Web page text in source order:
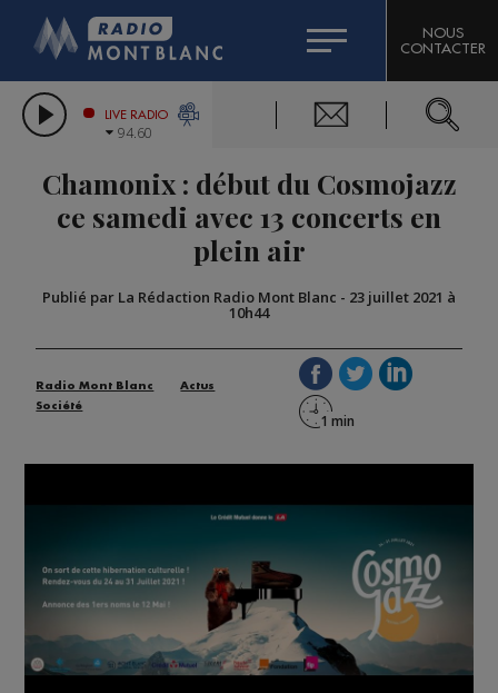
LES CHRONIQUES DE L'EXPERT
CITIZEN MACHINERY
GRAND MASSIF DOMAINES SKIABLES
BIGARD
COMPAGNIE DU MONT-BLANC
NOUS
CONTACTER
LIVE RADIO
94.60
Chamonix : début du Cosmojazz
ce samedi avec 13 concerts en
plein air
Publié par La Rédaction Radio Mont Blanc - 23 juillet 2021 à
10h44
Radio Mont Blanc
Actus
Société